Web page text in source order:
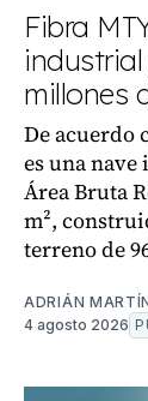
Fibra
millones
De acuerdo
es una
Área Bruta
m²,
terreno de
ADRIÁN
4 agosto 2026